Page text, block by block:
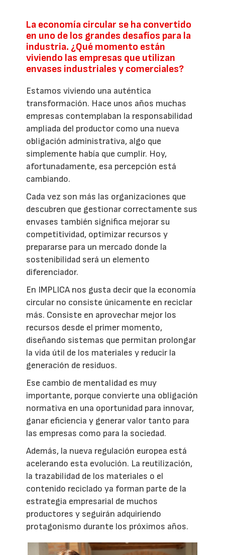
La economía circular se ha convertido
en uno de los grandes desafíos para la
industria. ¿Qué momento están
viviendo las empresas que utilizan
envases industriales y comerciales?
Estamos viviendo una auténtica
transformación. Hace unos años muchas
empresas contemplaban la responsabilidad
ampliada del productor como una nueva
obligación administrativa, algo que
simplemente había que cumplir. Hoy,
afortunadamente, esa percepción está
cambiando.
Cada vez son más las organizaciones que
descubren que gestionar correctamente sus
envases también significa mejorar su
competitividad, optimizar recursos y
prepararse para un mercado donde la
sostenibilidad será un elemento
diferenciador.
En IMPLICA nos gusta decir que la economía
circular no consiste únicamente en reciclar
más. Consiste en aprovechar mejor los
recursos desde el primer momento,
diseñando sistemas que permitan prolongar
la vida útil de los materiales y reducir la
generación de residuos.
Ese cambio de mentalidad es muy
importante, porque convierte una obligación
normativa en una oportunidad para innovar,
ganar eficiencia y generar valor tanto para
las empresas como para la sociedad.
Además, la nueva regulación europea está
acelerando esta evolución. La reutilización,
la trazabilidad de los materiales o el
contenido reciclado ya forman parte de la
estrategia empresarial de muchos
productores y seguirán adquiriendo
protagonismo durante los próximos años.